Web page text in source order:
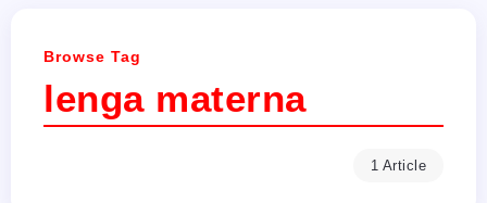
Browse Tag
lenga materna
1 Article